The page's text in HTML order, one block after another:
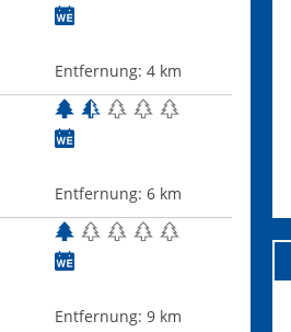
Entfernung:4 km
Entfernung:6 km
Entfernung:9 km